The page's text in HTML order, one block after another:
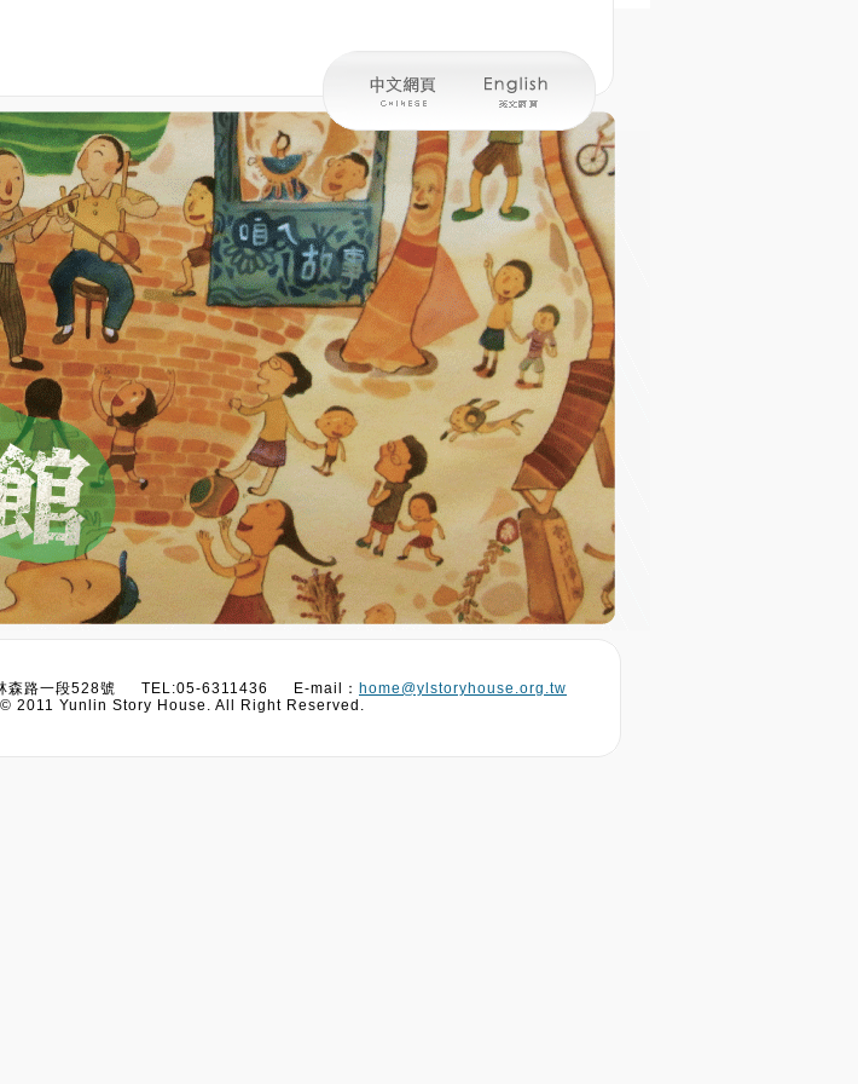
林森路一段528號 TEL:05-6311436 E-mail： home@ylstoryhouse.org.tw
2011 Yunlin Story House. All Right Reserved.